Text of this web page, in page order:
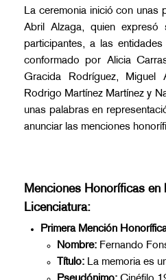
La ceremonia inició con unas
Abril Alzaga, quien expresó
participantes, a las
conformado por Alicia
Gracida Rodríguez, Miguel
Rodrigo Martínez Martínez y
unas palabras en
anunciar las menciones
Menciones Honoríficas en
Licenciatura:
Primera Mención
Nombre: Fernando
Título: La memoria es